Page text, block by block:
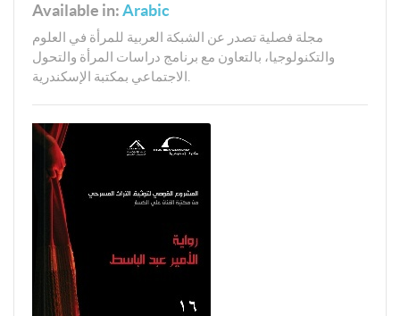
Available in:Arabic
مجلة فصلية تصدر عن الشبكة العربية للمرأة في العلوم
والتكنولوجيا، بالتعاون مع برنامج دراسات المرأة والتحول